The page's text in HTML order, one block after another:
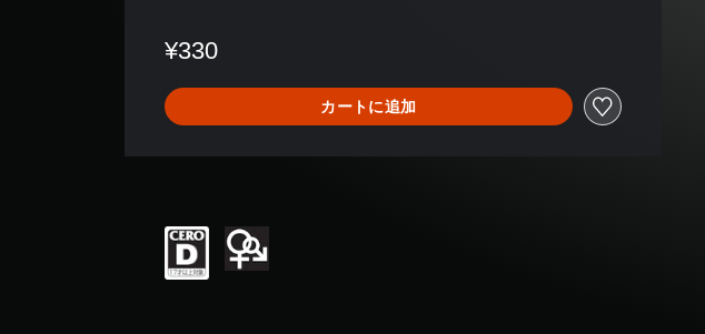
は
5
、
均
5
段
階
¥330
カートに追加